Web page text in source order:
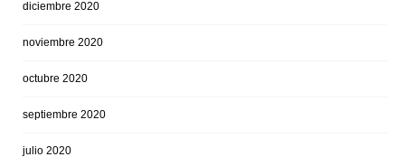
diciembre 2020
noviembre 2020
octubre 2020
septiembre 2020
julio 2020